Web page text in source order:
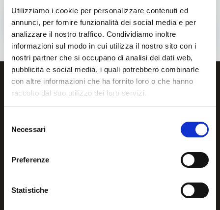
Utilizziamo i cookie per personalizzare contenuti ed
annunci, per fornire funzionalità dei social media e per
analizzare il nostro traffico. Condividiamo inoltre
informazioni sul modo in cui utilizza il nostro sito con i
nostri partner che si occupano di analisi dei dati web,
pubblicità e social media, i quali potrebbero combinarle
con altre informazioni che ha fornito loro o che hanno
raccolto dal suo utilizzo dei loro servizi.
delNecessari
Preferenze
Statistiche
27 Maggio 2021
Per qualsiasi informazione o